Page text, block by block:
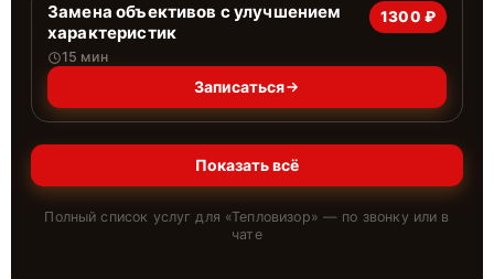
Замена объективов с улучшением
характеристик
15 мин
1300 ₽
Записаться
Показать всё
Полный список услуг для «Тепловизор» — по звонку или в
чате